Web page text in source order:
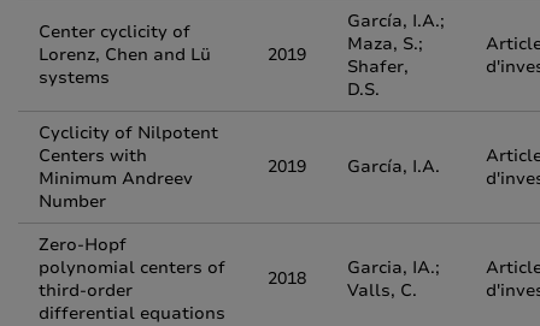
Center cyclicity of
Lorenz, Chen and Lü
systems
2019
García, I.A.;
Maza, S.;
Shafer,
D.S.
Cyclicity of Nilpotent
Centers with
Minimum Andreev
Number
2019 García, I.A.
Zero-Hopf
polynomial centers of
third-order
differential equations
2018
Garcia, IA.;
Valls, C.